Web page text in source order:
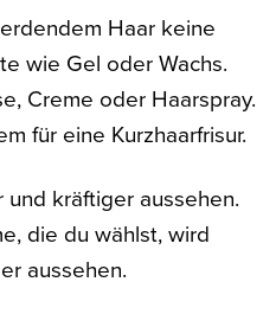
Haar keine
wie Gel oder Wachs.
Creme oder Haarspray.
für eine Kurzhaarfrisur.
kräftiger aussehen.
die du wählst, wird
aussehen.